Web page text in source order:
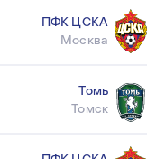
ПФК ЦСКА
Москва
Томь
Томск